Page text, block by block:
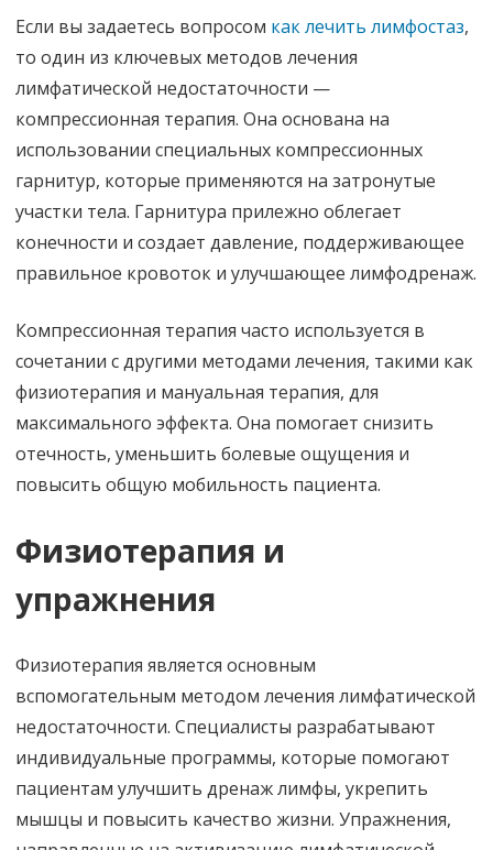
Если вы задаетесь вопросом как лечить лимфостаз,
то один из ключевых методов лечения
лимфатической недостаточности —
компрессионная терапия. Она основана на
использовании специальных компрессионных
гарнитур, которые применяются на затронутые
участки тела. Гарнитура прилежно облегает
конечности и создает давление, поддерживающее
правильное кровоток и улучшающее лимфодренаж.
Компрессионная терапия часто используется в
сочетании с другими методами лечения, такими как
физиотерапия и мануальная терапия, для
максимального эффекта. Она помогает снизить
отечность, уменьшить болевые ощущения и
повысить общую мобильность пациента.
Физиотерапия и
упражнения
Физиотерапия является основным
вспомогательным методом лечения лимфатической
недостаточности. Специалисты разрабатывают
индивидуальные программы, которые помогают
пациентам улучшить дренаж лимфы, укрепить
мышцы и повысить качество жизни. Упражнения,